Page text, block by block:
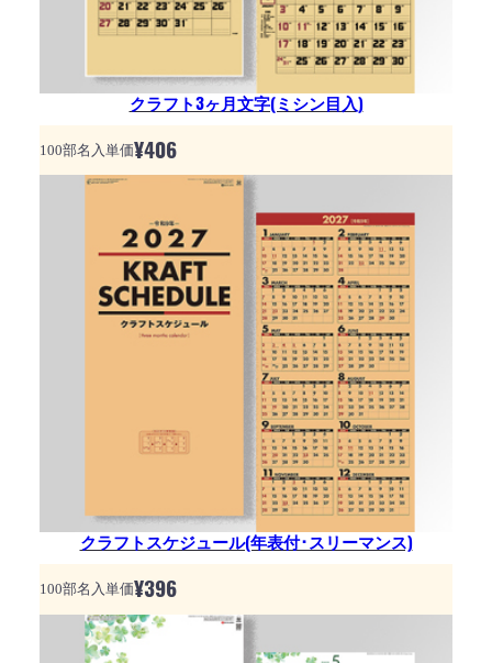
クラフト3ヶ月文字(ミシン目入)
100部名入単価¥406
クラフトスケジュール(年表付･スリーマンス)
100部名入単価¥396